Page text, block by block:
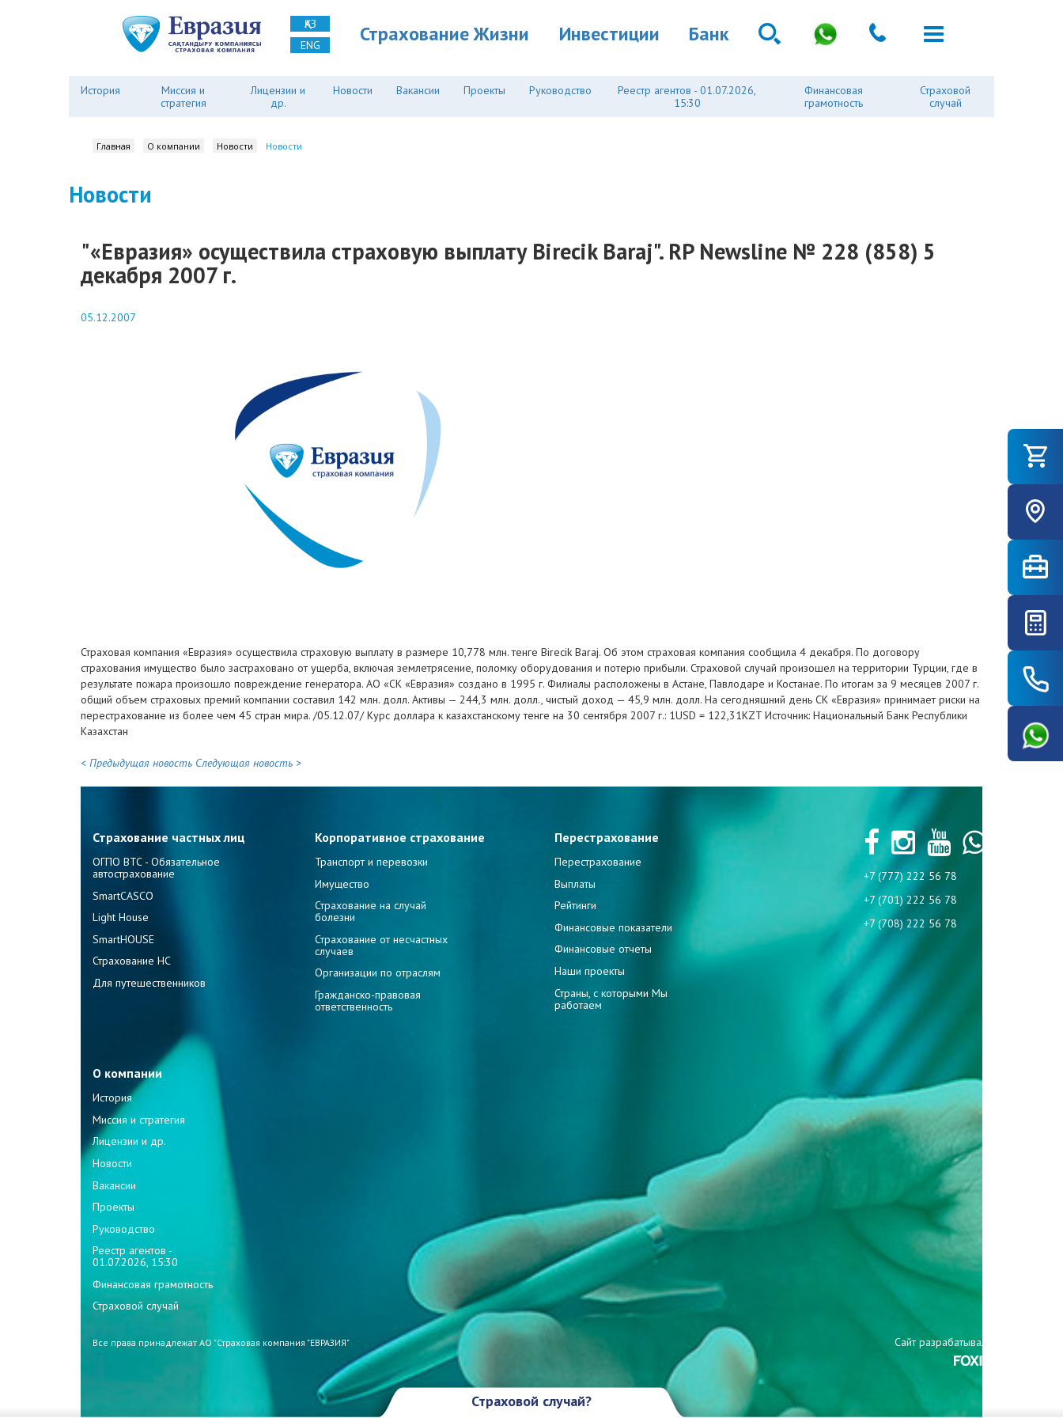
ҚАЗ
ENG
Страхование Жизни Инвестиции Банк
История
Миссия и
стратегия
Лицензии и
др.
Новости Вакансии Проекты Руководство
Реестр агентов - 01.07.2026,
15:30
Финансовая
грамотность
Страховой
случай
Главная О компании Новости Новости
Новости
"«Евразия» осуществила страховую выплату Birecik Baraj". RP Newsline № 228 (858) 5
декабря 2007 г.
05.12.2007
Страховая компания «Евразия» осуществила страховую выплату в размере 10,778 млн. тенге Birecik Baraj. Об этом страховая компания сообщила 4 декабря. По договору
страхования имущество было застраховано от ущерба, включая землетрясение, поломку оборудования и потерю прибыли. Страховой случай произошел на территории Турции, где в
результате пожара произошло повреждение генератора. АО «СК «Евразия» создано в 1995 г. Филиалы расположены в Астане, Павлодаре и Костанае. По итогам за 9 месяцев 2007 г.
общий объем страховых премий компании составил 142 млн. долл. Активы — 244,3 млн. долл., чистый доход — 45,9 млн. долл. На сегодняшний день СК «Евразия» принимает риски на
перестрахование из более чем 45 стран мира. /05.12.07/ Курс доллара к казахстанскому тенге на 30 сентября 2007 г.: 1USD = 122,31KZT Источник: Национальный Банк Республики
Казахстан
< Предыдущая новость Следующая новость >
Страхование частных лиц
ОГПО ВТС - Обязательное
автострахование
SmartCASCO
Light House
SmartHOUSE
Страхование НС
Для путешественников
Корпоративное страхование
Транспорт и перевозки
Имущество
Страхование на случай
болезни
Страхование от несчастных
случаев
Организации по отраслям
Гражданско-правовая
ответственность
Перестрахование
Перестрахование
Выплаты
Рейтинги
Финансовые показатели
Финансовые отчеты
Наши проекты
Страны, с которыми Мы
работаем
О компании
История
Миссия и стратегия
Лицензии и др.
Новости
Вакансии
Проекты
Руководство
Реестр агентов -
01.07.2026, 15:30
Финансовая грамотность
Страховой случай
+7 (777) 222 56 78
+7 (701) 222 56 78
+7 (708) 222 56 78
Все права принадлежат АО "Страховая компания "ЕВРАЗИЯ" Сайт разрабатывали:
Страховой случай?